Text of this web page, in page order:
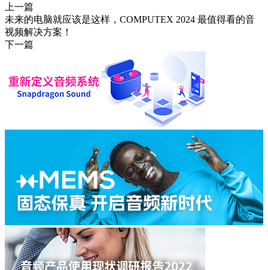
上一篇
未来的电脑就应该是这样，COMPUTEX 2024 最值得看的音
视频解决方案！
下一篇